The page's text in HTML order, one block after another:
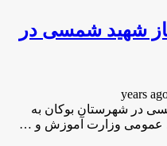
شهید شمسی در
در شهرستان بوکان به
عمومی وزارت آموزش و …